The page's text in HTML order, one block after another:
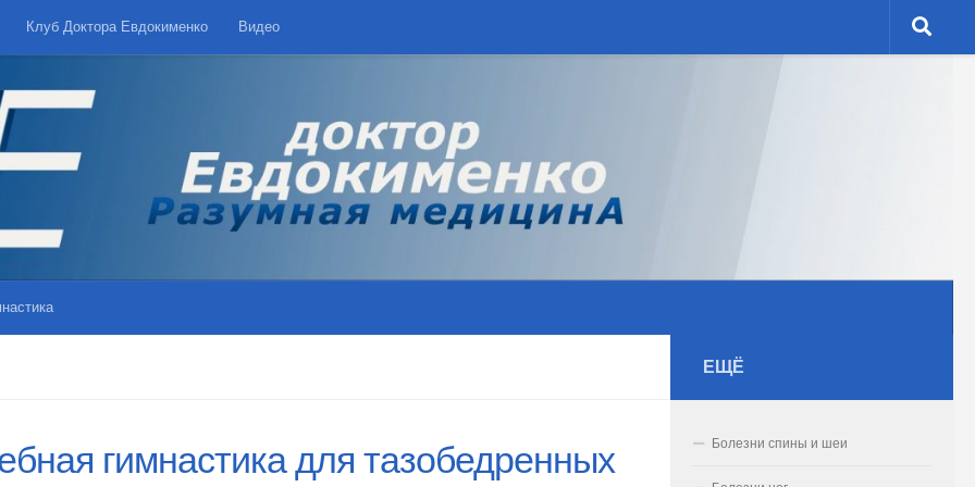
Клуб Доктора Евдокименко Видео
гимнастика для тазобедренных
ЕЩЁ
Болезни спины и шеи